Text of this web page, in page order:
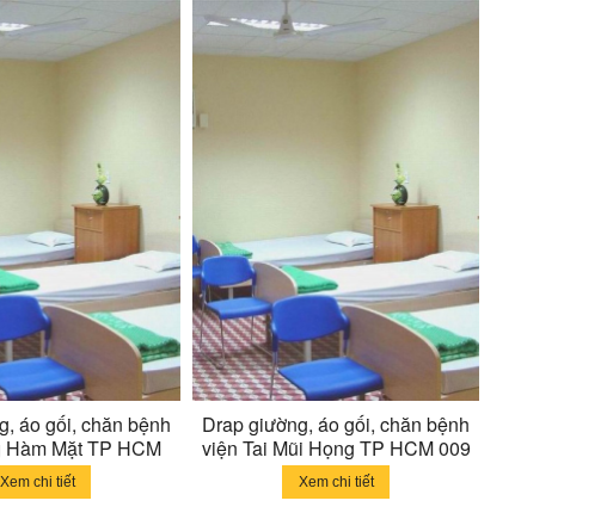
áo gối, chăn bệnh
Mặt TP HCM
010
Xem chi tiết
Drap giường, áo gối, chăn bệnh
viện Tai Mũi Họng TP HCM 009
Xem chi tiết